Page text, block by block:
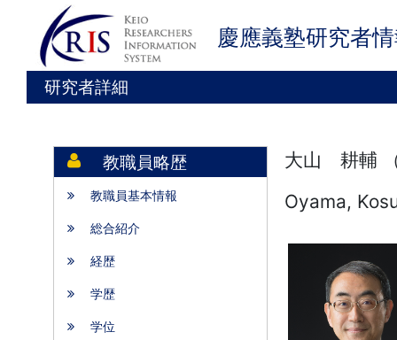
慶應義塾研究者
研究者詳細
教職員略歴
教職員基本情報
総合紹介
経歴
学歴
学位
大山 耕輔
Oyama,